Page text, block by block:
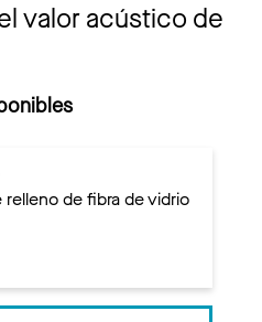
valor acústico de
relleno de fibra de vidrio